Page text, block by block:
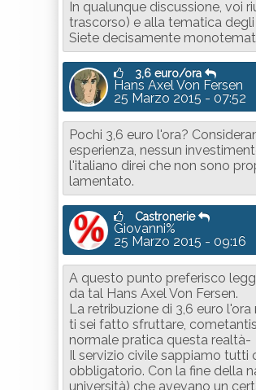
In qualunque discussione, voi
trascorso) e alla tematica
Siete decisamente
3,6 euro/ora
Hans Axel Von Fersen
25 Marzo 2015 - 07:52
Pochi 3,6 euro l'ora?
esperienza, nessun
l'italiano direi che non sono
lamentato.
Castronerie
Giovanni%
25 Marzo 2015 - 09:16
A questo punto preferisco
da tal Hans Axel Von Fersen.
La retribuzione di 3,6 euro
ti sei fatto sfruttare,
normale pratica questa realtà-
Il servizio civile sappiamo tutti
obbligatorio. Con la fine della
università) che avevano un